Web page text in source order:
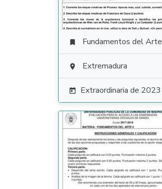
 Fundamentos del Arte
 Extremadura
 Extraordinaria de 2023